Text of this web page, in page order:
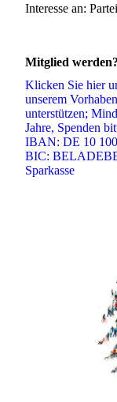
Interesse an:
Mitglied werden?
Klicken Sie hier
unserem
unterstützen;
Jahre, Spenden
IBAN: DE 10
BIC:
Sparkasse